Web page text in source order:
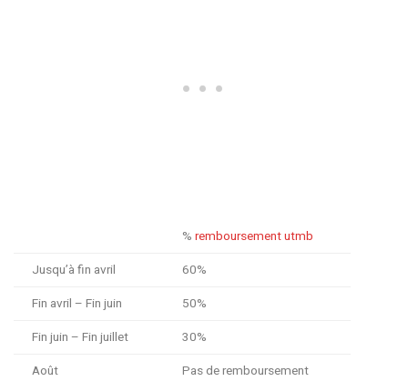
% remboursement utmb
Jusqu’à fin avril
60%
Fin avril – Fin juin
50%
Fin juin – Fin juillet
30%
Août
Pas de remboursement